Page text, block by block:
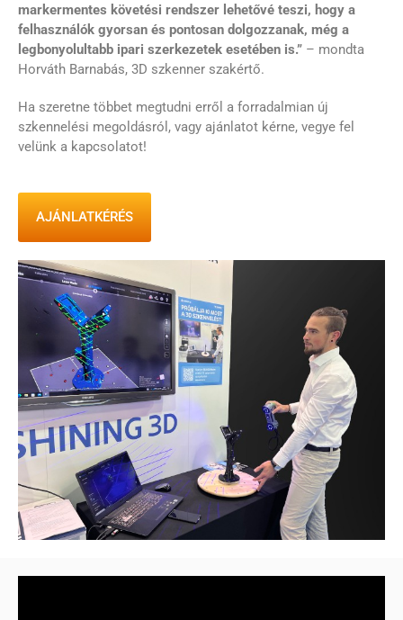
markermentes követési rendszer lehetővé teszi, hogy a
felhasználók gyorsan és pontosan dolgozzanak, még a
legbonyolultabb ipari szerkezetek esetében is.” – mondta
Horváth Barnabás, 3D szkenner szakértő.
Ha szeretne többet megtudni erről a forradalmian új
szkennelési megoldásról, vagy ajánlatot kérne, vegye fel
velünk a kapcsolatot!
AJÁNLATKÉRÉS